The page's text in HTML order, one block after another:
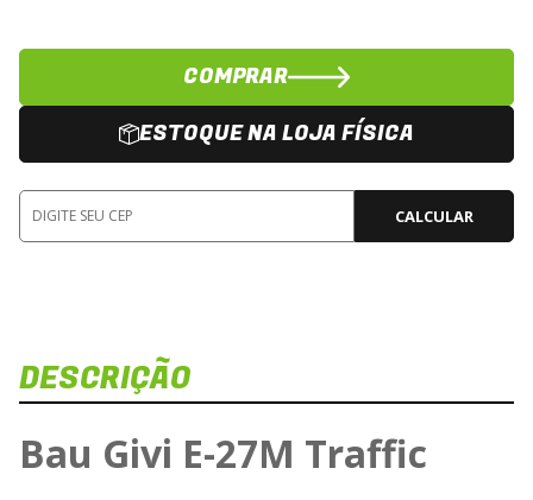
COMPRAR
ESTOQUE NA LOJA FÍSICA
CALCULAR
Veja
DESCRIÇÃO
Bau Givi E-27M Traffic